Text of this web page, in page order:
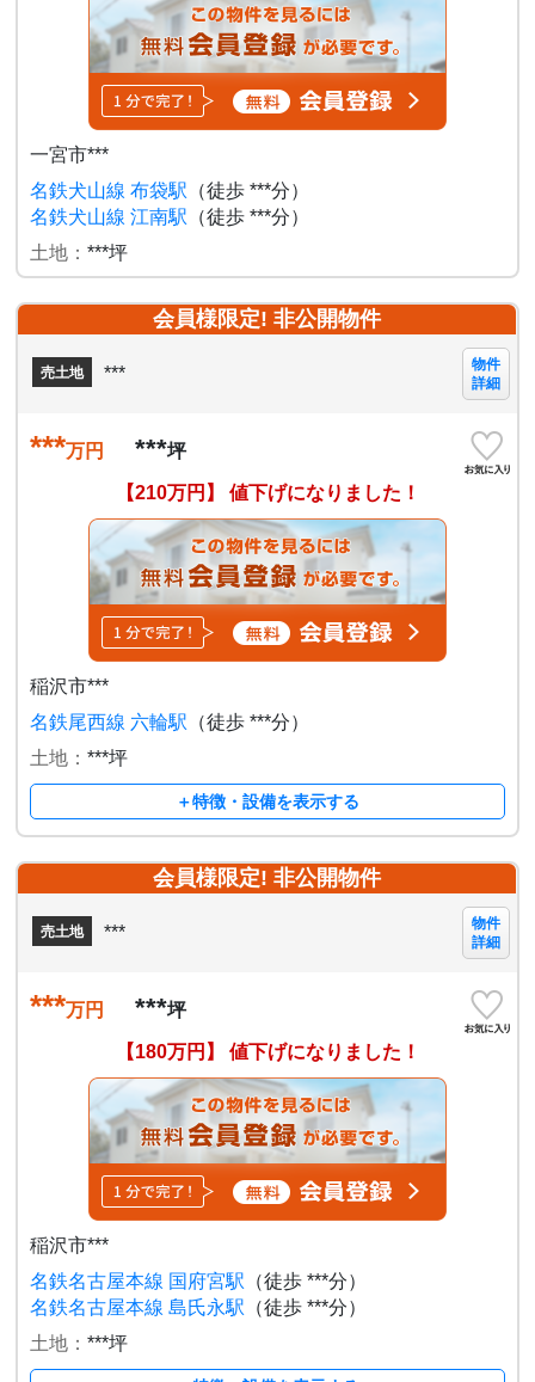
一宮市***
名鉄犬山線 布袋駅 （徒歩 ***分）
名鉄犬山線 江南駅 （徒歩 ***分）
土地：***坪
会員様限定! 非公開物件
売土地 ***
物件
詳細
***万円 ***坪
【210万円】 値下げになりました！
稲沢市***
名鉄尾西線 六輪駅 （徒歩 ***分）
土地：***坪
＋特徴・設備を表示する
会員様限定! 非公開物件
売土地 ***
物件
詳細
***万円 ***坪
【180万円】 値下げになりました！
稲沢市***
名鉄名古屋本線 国府宮駅 （徒歩 ***分）
名鉄名古屋本線 島氏永駅 （徒歩 ***分）
土地：***坪